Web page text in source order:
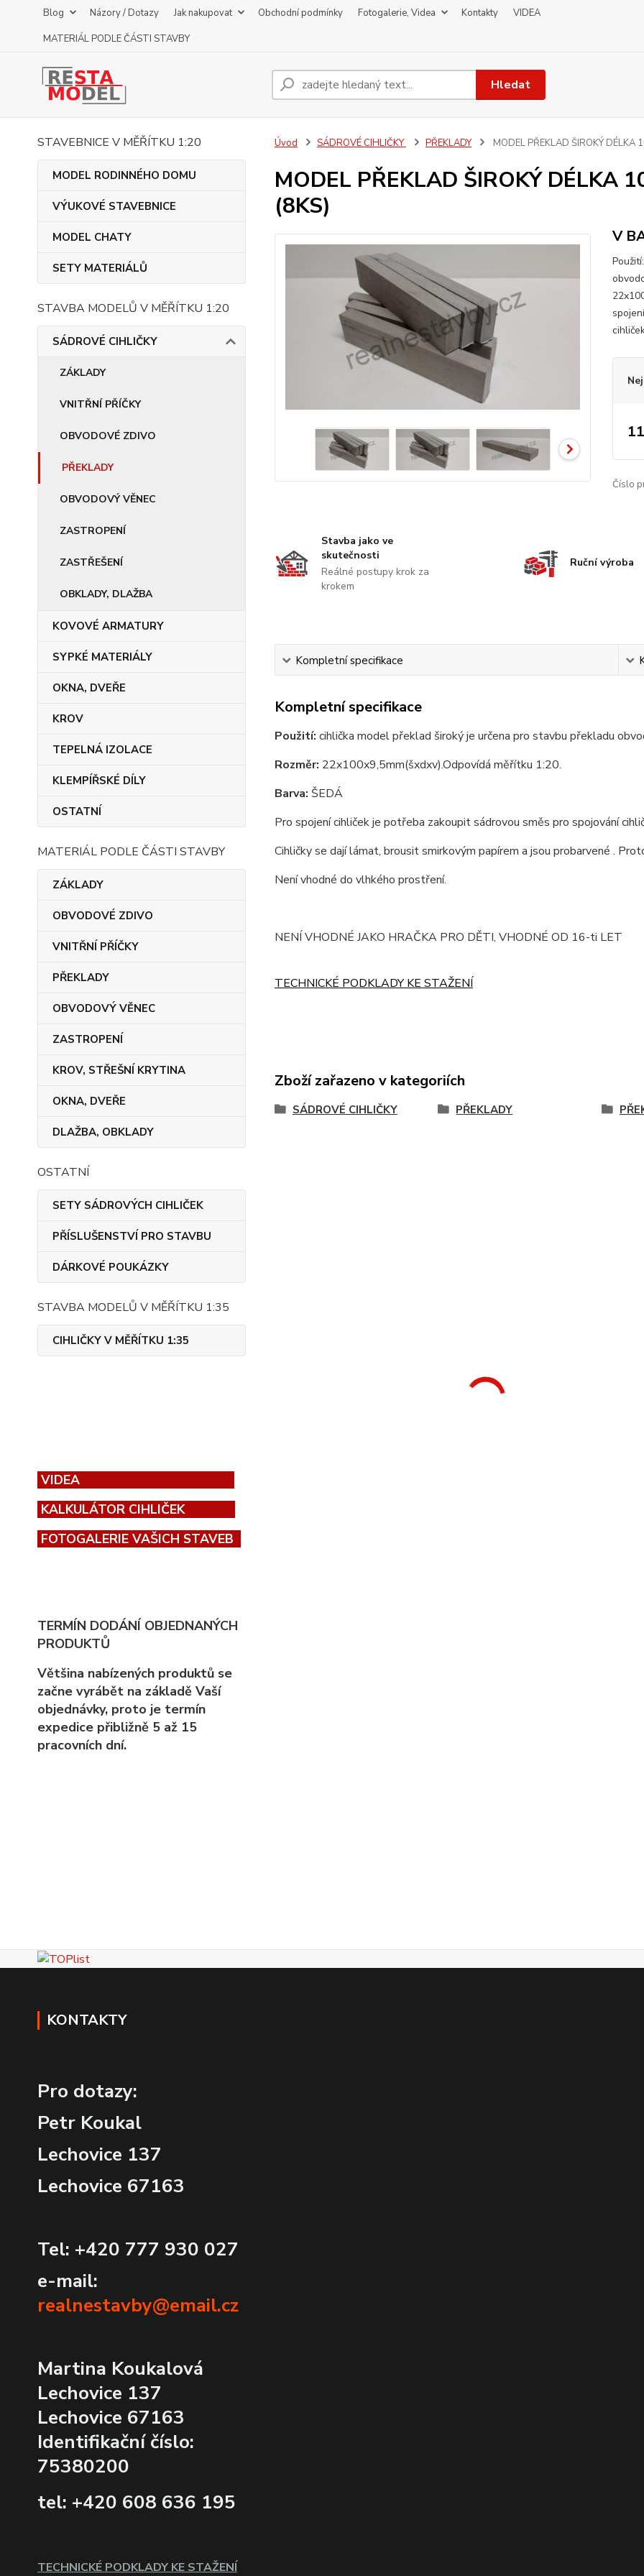
Blog Názory / Dotazy Jak nakupovat Obchodní podmínky Fotogalerie, Videa Kontakty
VIDEA
MATERIÁL PODLE ČÁSTI STAVBY
Hledat
STAVEBNICE V MĚŘÍTKU 1:20
MODEL RODINNÉHO DOMU
VÝUKOVÉ STAVEBNICE
MODEL CHATY
SETY MATERIÁLŮ
STAVBA MODELŮ V MĚŘÍTKU 1:20
SÁDROVÉ CIHLIČKY
ZÁKLADY
VNITŘNÍ PŘÍČKY
OBVODOVÉ ZDIVO
PŘEKLADY
OBVODOVÝ VĚNEC
ZASTROPENÍ
ZASTŘEŠENÍ
OBKLADY, DLAŽBA
KOVOVÉ ARMATURY
SYPKÉ MATERIÁLY
OKNA, DVEŘE
KROV
TEPELNÁ IZOLACE
KLEMPÍŘSKÉ DÍLY
OSTATNÍ
MATERIÁL PODLE ČÁSTI STAVBY
ZÁKLADY
OBVODOVÉ ZDIVO
VNITŘNÍ PŘÍČKY
PŘEKLADY
OBVODOVÝ VĚNEC
ZASTROPENÍ
KROV, STŘEŠNÍ KRYTINA
OKNA, DVEŘE
DLAŽBA, OBKLADY
OSTATNÍ
SETY SÁDROVÝCH CIHLIČEK
PŘÍSLUŠENSTVÍ PRO STAVBU
DÁRKOVÉ POUKÁZKY
STAVBA MODELŮ V MĚŘÍTKU 1:35
CIHLIČKY V MĚŘÍTKU 1:35
VIDEA
KALKULÁTOR CIHLIČEK
FOTOGALERIE VAŠICH STAVEB
TERMÍN DODÁNÍ OBJEDNANÝCH
PRODUKTŮ
Většina nabízených produktů se
začne vyrábět na základě Vaší
objednávky, proto je termín
expedice přibližně 5 až 15
pracovních dní.
Úvod SÁDROVÉ CIHLIČKY PŘEKLADY MODEL PŘEKLAD ŠIROKÝ
MODEL PŘEKLAD ŠIROKÝ DÉLKA
(8KS)
V
Číslo
Stavba jako ve
skutečnosti
Reálné postupy krok za
krokem
Ruční výroba
Kompletní specifikace
Kompletní specifikace
Použití: cihlička model překlad široký je určena pro stavbu překladu
Rozměr: 22x100x9,5mm(šxdxv).Odpovídá měřítku 1:20.
Barva: ŠEDÁ
Pro spojení cihliček je potřeba zakoupit sádrovou směs pro spojování
Cihličky se dají lámat, brousit smirkovým papírem a jsou probarvené .
Není vhodné do vlhkého prostření.
NENÍ VHODNÉ JAKO HRAČKA PRO DĚTI, VHODNÉ OD 16-ti LET
TECHNICKÉ PODKLADY KE STAŽENÍ
Zboží zařazeno v kategoriích
SÁDROVÉ CIHLIČKY PŘEKLADY
KONTAKTY
Pro dotazy:
Petr Koukal
Lechovice 137
Lechovice 67163
Tel: +420 777 930 027
e-mail:
realnestavby@email.cz
Martina Koukalová
Lechovice 137
Lechovice 67163
Identifikační číslo:
75380200
tel: +420 608 636 195
TECHNICKÉ PODKLADY KE STAŽENÍ